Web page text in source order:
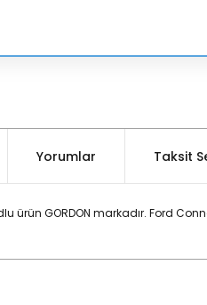
Yorumlar Taksit
ürün GORDON markadır. Ford